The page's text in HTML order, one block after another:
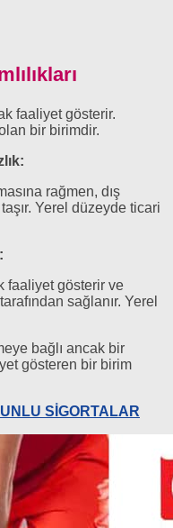
faaliyet gösterir.
bir birimdir.
rağmen, dış
Yerel düzeyde ticari
faaliyet gösterir ve
sağlanır. Yerel
bağlı ancak bir
gösteren bir birim
SİGORTALAR